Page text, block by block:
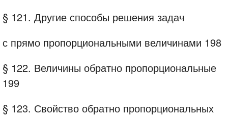
§ 121. Другие способы решения задач
с прямо пропорциональными величинами 198
§ 122. Величины обратно пропорциональные
199
§ 123. Свойство обратно пропорциональных